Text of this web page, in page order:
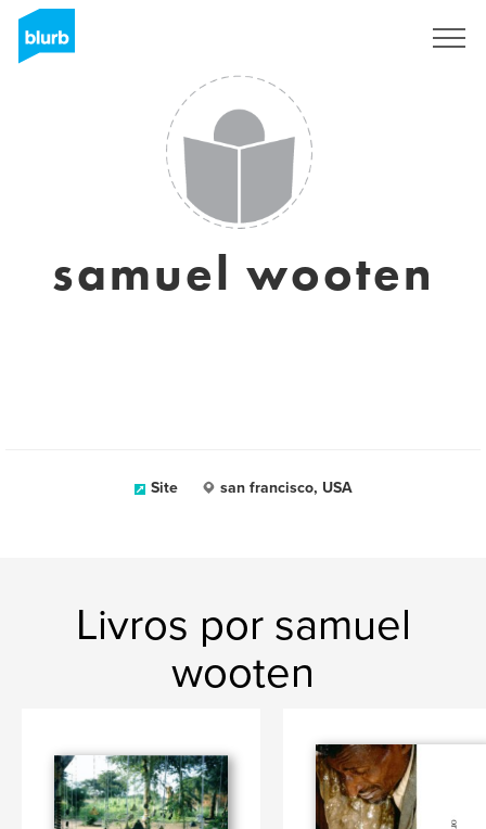
samuel wooten
Site san francisco, USA
Livros por samuel
wooten